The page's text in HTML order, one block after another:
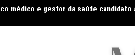
médico e gestor da saúde